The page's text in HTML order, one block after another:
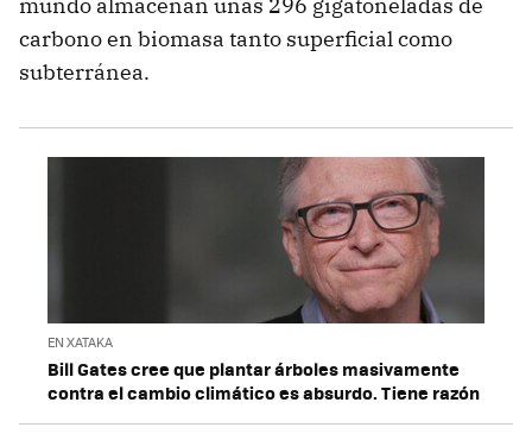
carbono en biomasa tanto superficial como
subterránea.
EN XATAKA
Bill Gates cree que plantar árboles masivamente
contra el cambio climático es absurdo. Tiene razón